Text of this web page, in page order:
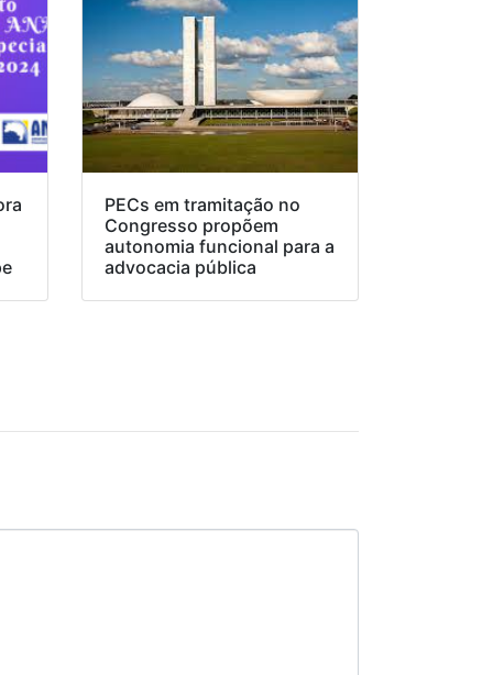
PECs em tramitação no
Congresso propõem
autonomia funcional para a
advocacia pública